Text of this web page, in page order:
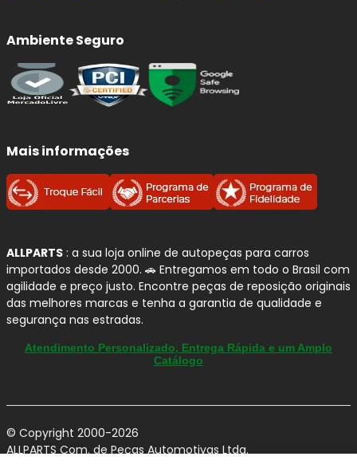
Ambiente Seguro
Mais informações
ALLPARTS : a sua loja online de autopeças para carros
importados desde 2000. 🚗 Entregamos em todo o Brasil com
agilidade e preço justo. Encontre peças de reposição originais
das melhores marcas e tenha a garantia de qualidade e
segurança nas estradas.
Atendimento Personalizado, Entrega Rápida e um Amplo
Catálogo
© Copyright 2000-2026
ALLPARTS Com. de Peças Automotivas Ltda.